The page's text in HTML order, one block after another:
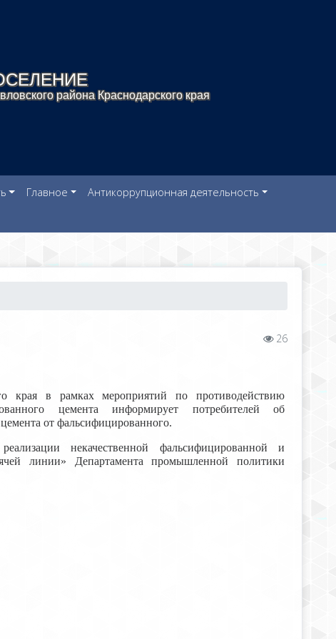
района Краснодарского края
Главное
Антикоррупционная деятельность
26
края в рамках мероприятий по противодействию
цемента информирует потребителей об
от фальсифицированного.
некачественной фальсифицированной и
линии» Департамента промышленной политики